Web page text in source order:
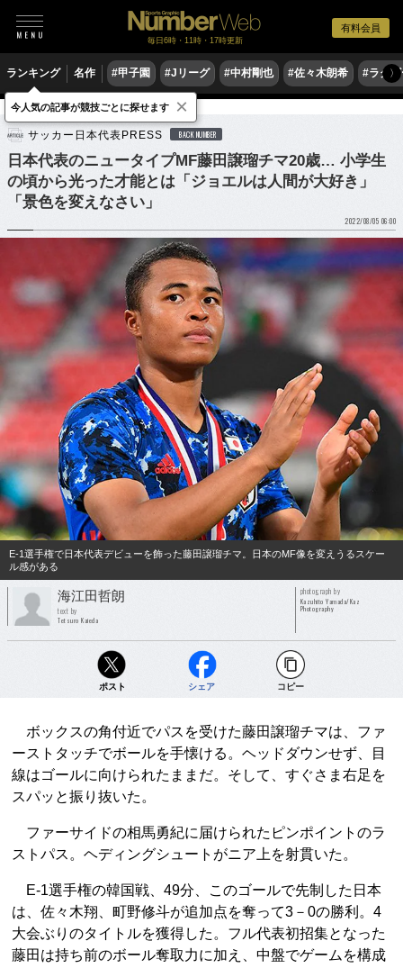
有料会員
毎日6時・11時・17時更新
ランキング 名作 #甲子園 #Jリーグ #中村剛也 #佐々木朗希 #ラグ〉
サッカー サッカー日本代表
サッカー日本代表PRESS BACK NUMBER
日本代表のニュータイプMF藤田譲瑠チマ20歳… 小学生
の頃から光った才能とは「ジョエルは人間が大好き」
「景色を変えなさい」
2022/08/05 06:00
E-1選手権で日本代表デビューを飾った藤田譲瑠チマ。日本のMF像を変えうるスケー
ル感がある
海江田哲朗
text by
Tetsuro Kaieda
photograph by
Kazuhito Yamada/Kaz
Photography
ポスト シェア コピー
ボックスの角付近でパスを受けた藤田譲瑠チマは、ファ
ーストタッチでボールを手懐ける。ヘッドダウンせず、目
線はゴールに向けられたままだ。そして、すぐさま右足を
スパッと振り抜いた。
ファーサイドの相馬勇紀に届けられたピンポイントのラ
ストパス。ヘディングシュートがニア上を射貫いた。
E-1選手権の韓国戦、49分、このゴールで先制した日本
は、佐々木翔、町野修斗が追加点を奪って3－0の勝利。4
大会ぶりのタイトルを獲得した。フル代表初招集となった
藤田は持ち前のボール奪取力に加え、中盤でゲームを構成
今人気の記事が競技ごとに探せます ×